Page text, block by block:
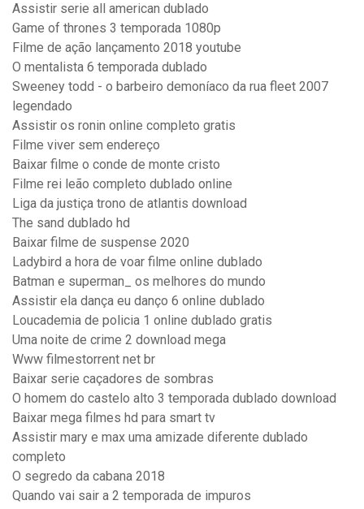
Assistir serie all american dublado
Game of thrones 3 temporada 1080p
Filme de ação lançamento 2018 youtube
O mentalista 6 temporada dublado
Sweeney todd - o barbeiro demoníaco da rua fleet 2007
legendado
Assistir os ronin online completo gratis
Filme viver sem endereço
Baixar filme o conde de monte cristo
Filme rei leão completo dublado online
Liga da justiça trono de atlantis download
The sand dublado hd
Baixar filme de suspense 2020
Ladybird a hora de voar filme online dublado
Batman e superman_ os melhores do mundo
Assistir ela dança eu danço 6 online dublado
Loucademia de policia 1 online dublado gratis
Uma noite de crime 2 download mega
Www filmestorrent net br
Baixar serie caçadores de sombras
O homem do castelo alto 3 temporada dublado download
Baixar mega filmes hd para smart tv
Assistir mary e max uma amizade diferente dublado
completo
O segredo da cabana 2018
Quando vai sair a 2 temporada de impuros